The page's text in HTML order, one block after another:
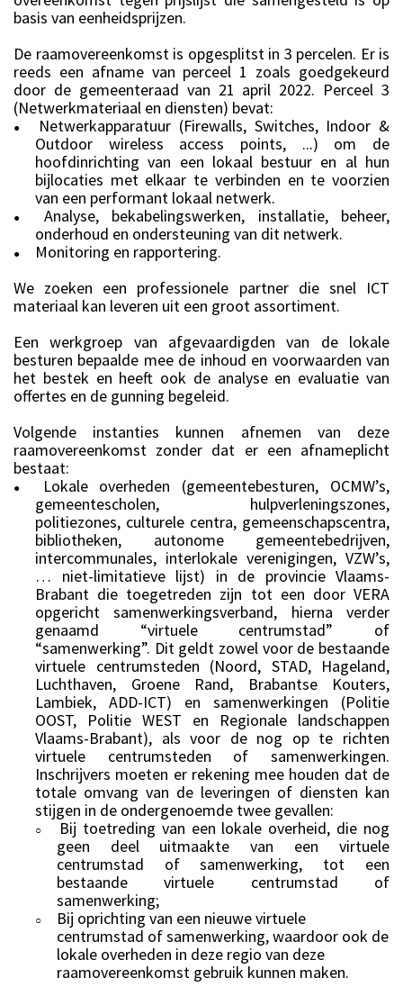
basis van eenheidsprijzen.
De raamovereenkomst is opgesplitst in 3 percelen. Er is
reeds een afname van perceel 1 zoals goedgekeurd
door de gemeenteraad van 21 april 2022. Perceel 3
(Netwerkmateriaal en diensten) bevat:
●
Netwerkapparatuur (Firewalls, Switches, Indoor &
Outdoor wireless access points, ...) om de
hoofdinrichting van een lokaal bestuur en al hun
bijlocaties met elkaar te verbinden en te voorzien
van een performant lokaal netwerk.
●
Analyse, bekabelingswerken, installatie, beheer,
onderhoud en ondersteuning van dit netwerk.
●
Monitoring en rapportering.
We zoeken een professionele partner die snel ICT
materiaal kan leveren uit een groot assortiment.
Een werkgroep van afgevaardigden van de lokale
besturen bepaalde mee de inhoud en voorwaarden van
het bestek en heeft ook de analyse en evaluatie van
offertes en de gunning begeleid.
Volgende instanties kunnen afnemen van deze
raamovereenkomst zonder dat er een afnameplicht
bestaat:
●
Lokale overheden (gemeentebesturen, OCMW’s,
gemeentescholen, hulpverleningszones,
politiezones, culturele centra, gemeenschapscentra,
bibliotheken, autonome gemeentebedrijven,
intercommunales, interlokale verenigingen, VZW’s,
… niet-limitatieve lijst) in de provincie Vlaams-
Brabant die toegetreden zijn tot een door VERA
opgericht samenwerkingsverband, hierna verder
genaamd “virtuele centrumstad” of
“samenwerking”. Dit geldt zowel voor de bestaande
virtuele centrumsteden (Noord, STAD, Hageland,
Luchthaven, Groene Rand, Brabantse Kouters,
Lambiek, ADD-ICT) en samenwerkingen (Politie
OOST, Politie WEST en Regionale landschappen
Vlaams-Brabant), als voor de nog op te richten
virtuele centrumsteden of samenwerkingen.
Inschrijvers moeten er rekening mee houden dat de
totale omvang van de leveringen of diensten kan
stijgen in de ondergenoemde twee gevallen:
○
Bij toetreding van een lokale overheid, die nog
geen deel uitmaakte van een virtuele
centrumstad of samenwerking, tot een
bestaande virtuele centrumstad of
samenwerking;
○
Bij oprichting van een nieuwe virtuele
centrumstad of samenwerking, waardoor ook de
lokale overheden in deze regio van deze
raamovereenkomst gebruik kunnen maken.